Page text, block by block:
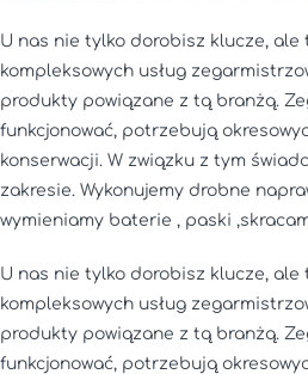
U nas nie tylko dorobisz klucze, ale
kompleksowych usług
produkty powiązane z tą branżą.
funkcjonować, potrzebują
konserwacji. W związku z tym
zakresie. Wykonujemy drobne
wymieniamy baterie , paski
U nas nie tylko dorobisz klucze, ale
kompleksowych usług
produkty powiązane z tą branżą.
funkcjonować, potrzebują